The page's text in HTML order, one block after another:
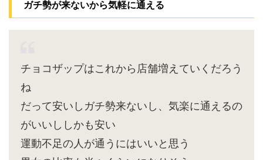
ガチ勢が来ないから気軽に通える
チョコザップはこれから店舗増えていくだろう
ね
だって安いしガチ勢来ないし、気楽に通えるの
がいいししかも安い
運動不足の人が通うにはいいと思う